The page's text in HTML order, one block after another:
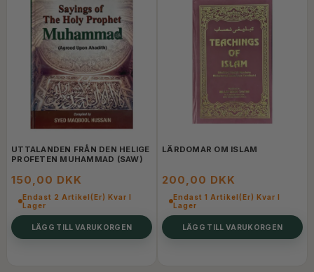
UTTALANDEN FRÅN DEN HELIGE
PROFETEN MUHAMMAD (SAW)
150,00 DKK
Endast 2 Artikel(er) Kvar I
Lager
LÄGG TILL VARUKORGEN
LÄRDOMAR OM ISLAM
200,00 DKK
Endast 1 Artikel(er) Kvar I
Lager
LÄGG TILL VARUKORGEN